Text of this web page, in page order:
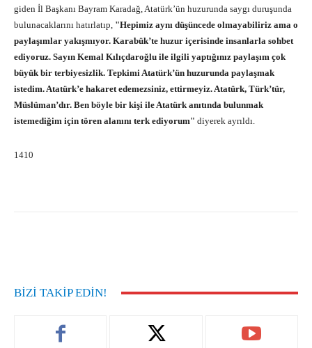
giden İl Başkanı Bayram Karadağ, Atatürk’ün huzurunda saygı duruşunda
bulunacaklarını hatırlatıp, "Hepimiz aynı düşüncede olmayabiliriz ama o
paylaşımlar yakışmıyor. Karabük’te huzur içerisinde insanlarla sohbet
ediyoruz. Sayın Kemal Kılıçdaroğlu ile ilgili yaptığınız paylaşım çok
büyük bir terbiyesizlik. Tepkimi Atatürk’ün huzurunda paylaşmak
istedim. Atatürk’e hakaret edemezsiniz, ettirmeyiz. Atatürk, Türk’tür,
Müslüman’dır. Ben böyle bir kişi ile Atatürk anıtında bulunmak
istemediğim için tören alanını terk ediyorum" diyerek ayrıldı.
1410
BIZI TAKIP EDIN!